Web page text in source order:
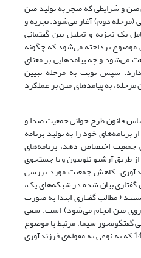
و شرایطی که منجر به تولید متن
(مرحله دوم) آغاز می‌شود. تجزیه و
یک تجزیه و تحلیل بین گفتمانی
موضوع پرداخته می‌شود که چگونه
می‌شود و چه پیامدهایی بر معنای
سپس نوبت به مرحله تبیین
به پیامدهای متن بر عملکرد
قانون طرح جوانی جمعیت صدا و
حداقل 10 درصد از برنامه‌های خود را به تولید برنامه
جمعیت اختصاص دهد، برنامه‌های
طریق آرشیو تلوبیون و با جستجوی
کاهش جمعیت مورد بررسی
گفتاری بیان شده در شبکه‌های یک،
( مطالب گفتاری ابتدا به صورت
روی متن انجام می‌شود) است. سعی
گفتگومحور سیما، مرتبط با موضوع
در بازه‌ی زمانی 1399 تا خرداد 1403 که به نوعی به مقوله‌ی فرزندآوری